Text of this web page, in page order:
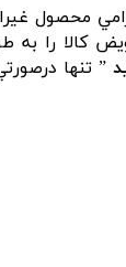
محصول
کالا را به
” تنها